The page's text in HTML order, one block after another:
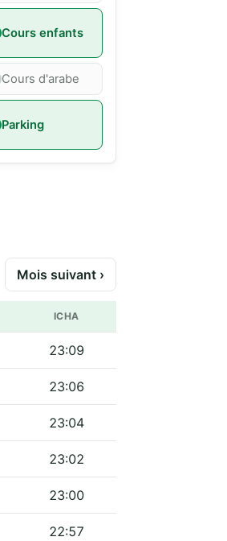
Cours enfants
Cours d'arabe
Parking
Mois suivant ›
ICHA
23:09
23:06
23:04
23:02
23:00
22:57